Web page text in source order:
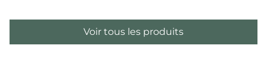
Voir tous les produits